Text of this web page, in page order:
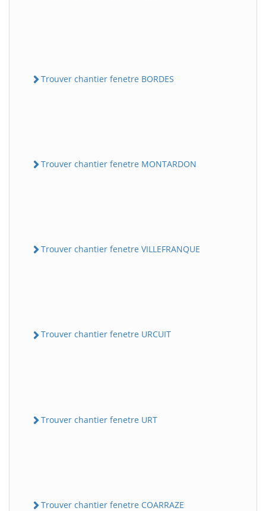
Trouver chantier fenetre BORDES
Trouver chantier fenetre MONTARDON
Trouver chantier fenetre VILLEFRANQUE
Trouver chantier fenetre URCUIT
Trouver chantier fenetre URT
Trouver chantier fenetre COARRAZE